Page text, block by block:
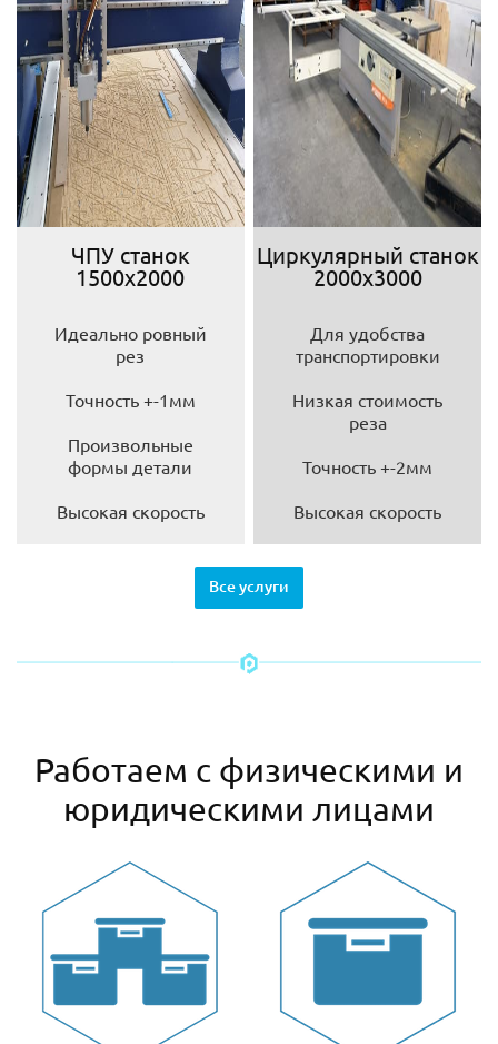
ЧПУ станок
1500х2000
Идеально ровный
рез
Точность +-1мм
Произвольные
формы детали
Высокая скорость
Циркулярный станок
2000х3000
Для удобства
транспортировки
Низкая стоимость
реза
Точность +-2мм
Высокая скорость
Все услуги
Работаем с физическими и
юридическими лицами